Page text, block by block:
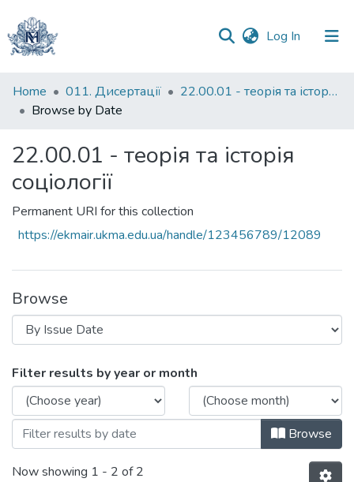
Log In (current)
Communities
&
All of DSpace
Home 011. Дисертації
22.00.01 - теорія та історія соціології
Browse by Date
22.00.01 - теорія та історія
соціології
Permanent URI for this collection
https://ekmair.ukma.edu.ua/handle/123456789/12089
Browse
Browsing 22.00.01 - теорія та історія
Filter results by year or month
Browse
Now showing 1 - 2 of 2